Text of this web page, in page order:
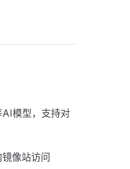
模型，支持对
像站访问